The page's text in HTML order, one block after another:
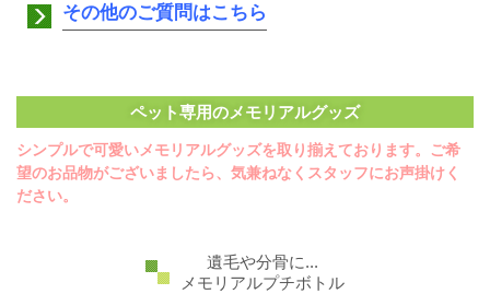
その他のご質問はこちら
ペット専用のメモリアルグッズ
シンプルで可愛いメモリアルグッズを取り揃えております。ご希
望のお品物がございましたら、気兼ねなくスタッフにお声掛けく
ださい。
遺毛や分骨に...
メモリアルプチボトル